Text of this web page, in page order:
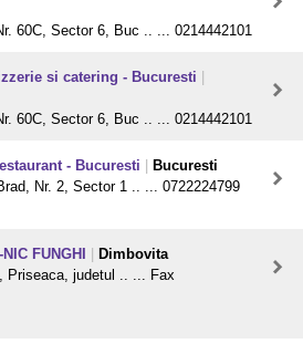
60C, Sector 6, Buc .. ... 0214442101
si catering - Bucuresti
60C, Sector 6, Buc .. ... 0214442101
- Bucuresti
Bucuresti
Nr. 2, Sector 1 .. ... 0722224799
FUNGHI
Dimbovita
Priseaca, judetul .. ... Fax